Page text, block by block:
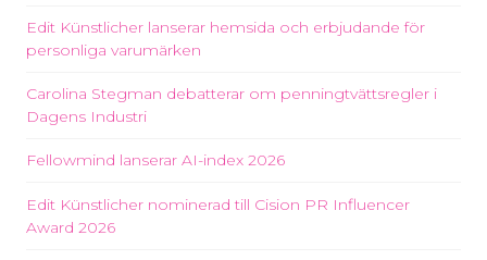
Edit Künstlicher lanserar hemsida och erbjudande för
personliga varumärken
Carolina Stegman debatterar om penningtvättsregler i
Dagens Industri
Fellowmind lanserar AI-index 2026
Edit Künstlicher nominerad till Cision PR Influencer
Award 2026